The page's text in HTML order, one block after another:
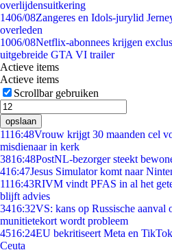
overlijdensuitkering
1406/08Zangeres en Idols-jurylid
overleden
1006/08Netflix-abonnees krijgen
uitgebreide GTA VI trailer
Actieve items
Actieve items
Scrollbar gebruiken
opslaan
1116:48Vrouw krijgt 30 maanden cel
misdienaar in kerk
3816:48PostNL-bezorger steekt
416:47Jesus Simulator komt naar
1116:43RIVM vindt PFAS in al het
blijft advies
3416:32VS: kans op Russische
munitietekort wordt probleem
4516:24EU bekritiseert Meta en
Ceuta